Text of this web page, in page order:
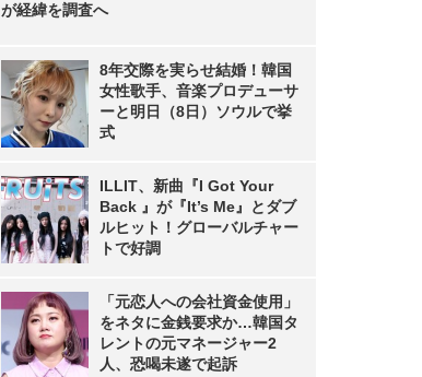
が経緯を調査へ
8年交際を実らせ結婚！韓国
女性歌手、音楽プロデューサ
ーと明日（8日）ソウルで挙
式
ILLIT、新曲『I Got Your
Back 』が『It’s Me』とダブ
ルヒット！グローバルチャー
トで好調
「元恋人への会社資金使用」
をネタに金銭要求か…韓国タ
レントの元マネージャー2
人、恐喝未遂で起訴